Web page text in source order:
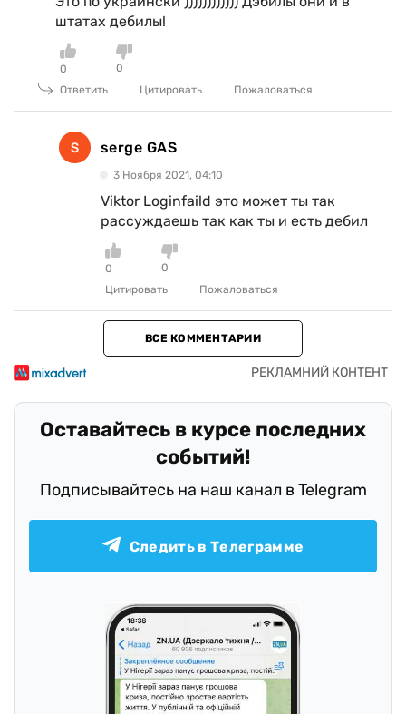
штатах дебилы!
0
0
Ответить
Цитировать Пожаловаться
serge GAS
3 Ноября 2021, 04:10
Viktor Loginfaild это может ты так
рассуждаешь так как ты и есть дебил
0
0
Цитировать
Пожаловаться
ВСЕ КОММЕНТАРИИ
Оставайтесь в курсе последних
событий!
Подписывайтесь на наш канал в Telegram
Следить в Телеграмме